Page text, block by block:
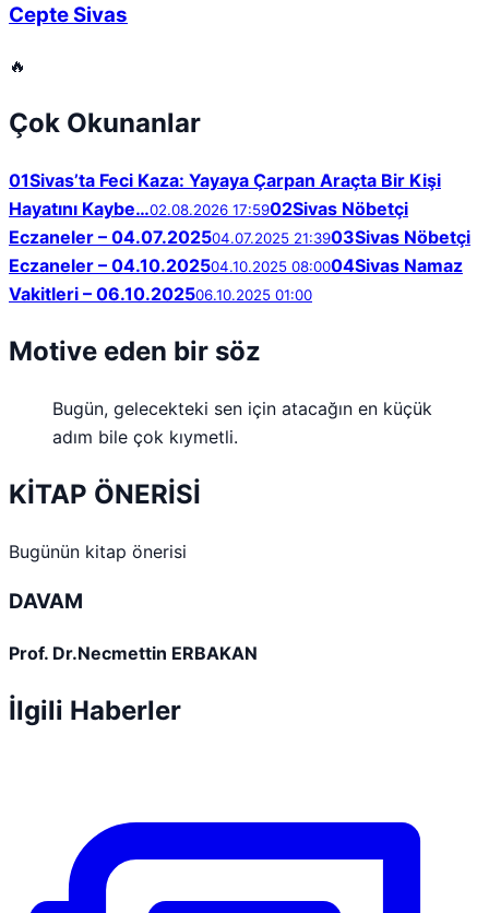
Cepte Sivas
🔥
Çok Okunanlar
01Sivas’ta Feci Kaza: Yayaya Çarpan Araçta Bir Kişi
Hayatını Kaybe…02.08.2026 17:5902Sivas Nöbetçi
Eczaneler – 04.07.202504.07.2025 21:3903Sivas Nöbetçi
Eczaneler – 04.10.202504.10.2025 08:0004Sivas Namaz
Vakitleri – 06.10.202506.10.2025 01:00
Motive eden bir söz
Bugün, gelecekteki sen için atacağın en küçük
adım bile çok kıymetli.
KİTAP ÖNERİSİ
Bugünün kitap önerisi
DAVAM
Prof. Dr.Necmettin ERBAKAN
İlgili Haberler